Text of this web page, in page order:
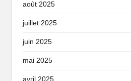
août 2025
juillet 2025
juin 2025
mai 2025
avril 2025